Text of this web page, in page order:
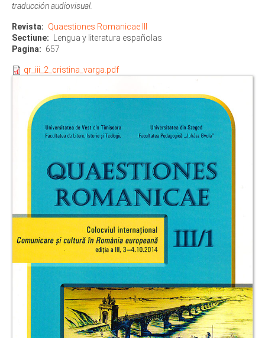
traducción audiovisual.
Revista
Quaestiones Romanicae III
Sectiune
Lengua y literatura españolas
Pagina
657
qr_iii_2_cristina_varga.pdf